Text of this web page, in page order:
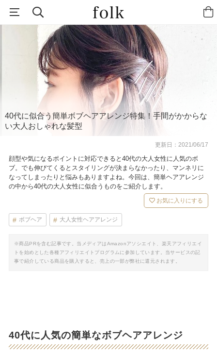
40代に似合う簡単ボブヘアアレンジ特集！手間がかからな
い大人おしゃれな髪型
更新日：2021/06/17
顔型や気になるポイントに対応できると40代の大人女性に人気のボ
ブ。でも伸びてくるとスタイリングが決まらなかったり、マンネリに
なってしまったりと悩みもありますよね。今回は、簡単ヘアアレンジ
の中から40代の大人女性に似合うものをご紹介します。
お気に入りにする
ボブヘア 大人女性ヘアアレンジ
※商品PRを含む記事です。当メディアはAmazonアソシエイト、楽天アフィリエイ
トを始めとした各種アフィリエイトプログラムに参加しています。当サービスの記
事で紹介している商品を購入すると、売上の一部が弊社に還元されます。
40代に人気の簡単なボブヘアアレンジ